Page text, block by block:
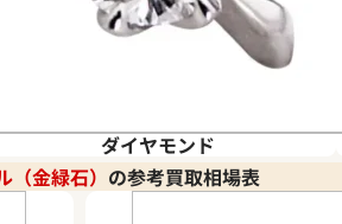
ダイヤモンド
（金緑石） の参考買取相場表